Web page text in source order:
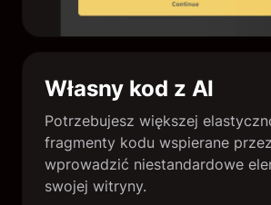
Własny kod z AI
Potrzebujesz większej
fragmenty kodu wspierane
wprowadzić niestandardowe
swojej witryny.